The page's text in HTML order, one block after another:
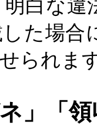
白な違
た場合
られま
」「